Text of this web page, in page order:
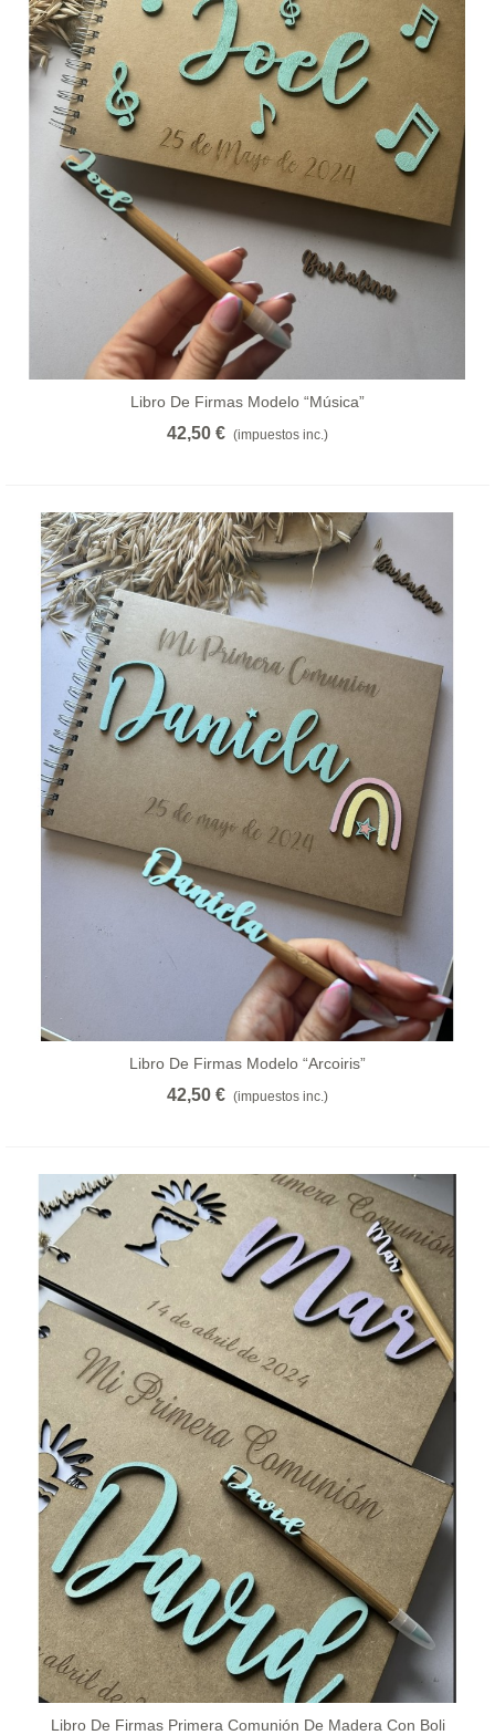
Libro De Firmas Modelo “música”
42,50 € (impuestos inc.)
Libro De Firmas Modelo “arcoiris”
42,50 € (impuestos inc.)
Libro De Firmas Primera Comunión De Madera Con Boli